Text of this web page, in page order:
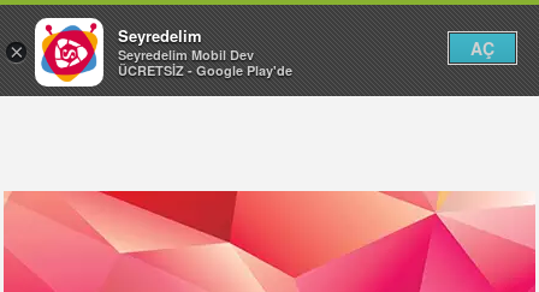
×
Seyredelim
Seyredelim Mobil Dev
ÜCRETSİZ - Google Play'de
AÇ